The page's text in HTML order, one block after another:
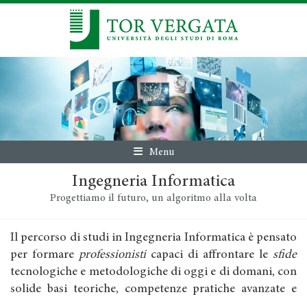
Menu
Ingegneria Informatica
Progettiamo il futuro, un algoritmo alla volta
Il percorso di studi in Ingegneria Informatica è pensato
per formare professionisticapaci di affrontare le sfide
tecnologiche e metodologiche di oggi e di domani, con
solide basi teoriche, competenze pratiche avanzate e